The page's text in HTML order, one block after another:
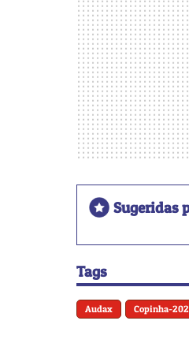
Sugeridas
Tags
Audax Copinha-